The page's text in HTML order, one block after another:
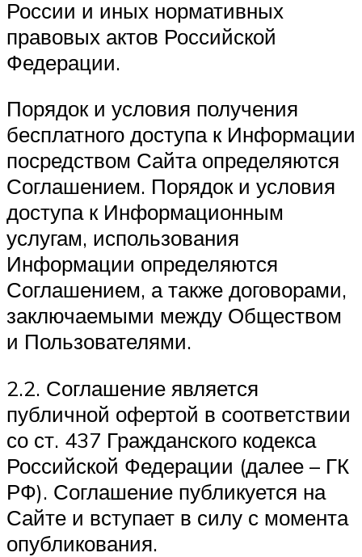
России и иных нормативных
правовых актов Российской
Федерации.
Порядок и условия получения
бесплатного доступа к Информации
посредством Сайта определяются
Соглашением. Порядок и условия
доступа к Информационным
услугам, использования
Информации определяются
Соглашением, а также договорами,
заключаемыми между Обществом
и Пользователями.
2.2. Соглашение является
публичной офертой в соответствии
со ст. 437 Гражданского кодекса
Российской Федерации (далее – ГК
РФ). Соглашение публикуется на
Сайте и вступает в силу с момента
опубликования.